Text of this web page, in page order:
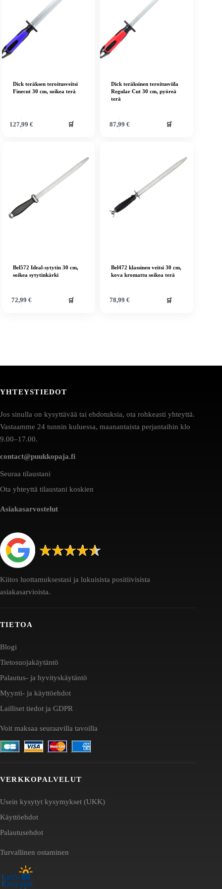
Dick teräksen teroitusveitsi
Finecut 30 cm, soikea terä
127,99€ 🛒
Dick teräksinen teroitusviila
Regular Cut 30 cm, pyöreä
terä
87,99 € 🛒
Bel572 Ideal-sytytin 30 cm,
soikea sytytinkärki
72,99 € 🛒
Bel472 klassinen veitsi 30 cm,
kova kromattu soikea terä
78,99 € 🛒
YHTEYSTIEDOT
Jos sinulla on kysyttävää tai ehdotuksia, ota rohkeasti yhteyttä.
Vastaamme 24 tunnin kuluessa, maanantaista perjantaihin klo
9.00–17.00.
contact@puukkopaja.fi
Seuraa tilaustani
Ota yhteyttä tilaustani koskien
Asiakasarvostelut
Kiitos luottamuksestasi ja lukuisista positiivisista
asiakasarvioista.
TIETOA
Blogi
Tietosuojakäytäntö
Palautus- ja hyvityskäytäntö
Myynti- ja käyttöehdot
Lailliset tiedot ja GDPR
Voit maksaa seuraavilla tavoilla
VERKKOPALVELUT
Usein kysytyt kysymykset (UKK)
Käyttöehdot
Palautusehdot
Turvallinen ostaminen